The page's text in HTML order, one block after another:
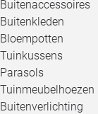
Buitenaccessoires
Buitenkleden
Bloempotten
Tuinkussens
Parasols
Tuinmeubelhoezen
Buitenverlichting